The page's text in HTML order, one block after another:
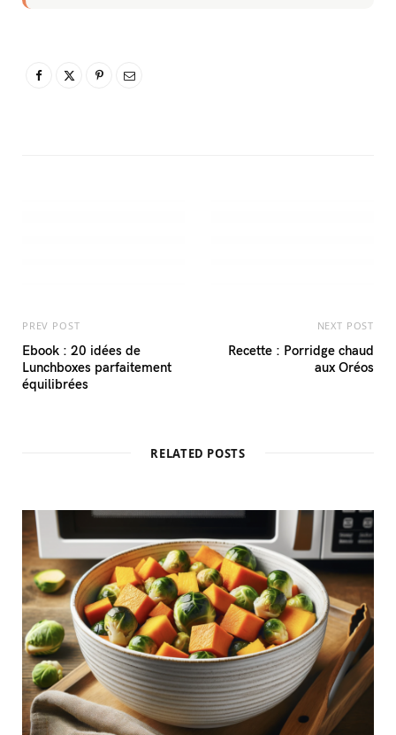
PREV POST
Ebook : 20 idées de
Lunchboxes parfaitement
équilibrées
NEXT POST
Recette : Porridge chaud
aux Oréos
RELATED POSTS